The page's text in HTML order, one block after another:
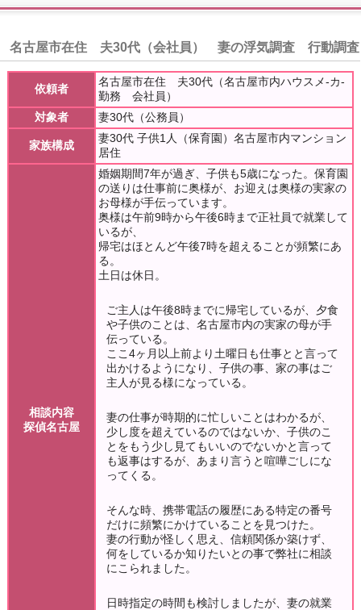
名古屋市在住 夫30代（会社員） 妻の浮気調査 行動調査
依頼者
名古屋市在住 夫30代（名古屋市内ハウスメ-カ-
勤務 会社員）
対象者
妻30代（公務員）
家族構成
妻30代 子供1人（保育園）名古屋市内マンション
居住
相談内容
探偵名古屋
婚姻期間7年が過ぎ、子供も5歳になった。保育園
の送りは仕事前に奥様が、お迎えは奥様の実家の
お母様が手伝っています。
奥様は午前9時から午後6時まで正社員で就業して
いるが、
帰宅はほとんど午後7時を超えることが頻繁にあ
る。
土日は休日。
ご主人は午後8時までに帰宅しているが、夕食
や子供のことは、名古屋市内の実家の母が手
伝っている。
ここ4ヶ月以上前より土曜日も仕事とと言って
出かけるようになり、子供の事、家の事はご
主人が見る様になっている。
妻の仕事が時期的に忙しいことはわかるが、
少し度を超えているのではないか、子供のこ
とをもう少し見てもいいのでないかと言って
も返事はするが、あまり言うと喧嘩ごしにな
ってくる。
そんな時、携帯電話の履歴にある特定の番号
だけに頻繁にかけていることを見つけた。
妻の行動が怪しく思え、信頼関係か築けず、
何をしているか知りたいとの事で弊社に相談
にこられました。
日時指定の時間も検討しましたが、妻の就業